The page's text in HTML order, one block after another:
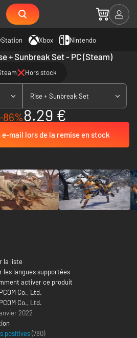
Xbox Nintendo
+ Sunbreak Set - PC (Steam)
Hors stock
Rise + Sunbreak Set
86%8.29 €
e-mail lors de la remise en stock
la liste
les langues supportées
activer ce produit
Co., Ltd.
Co., Ltd.
2022
positives(780)